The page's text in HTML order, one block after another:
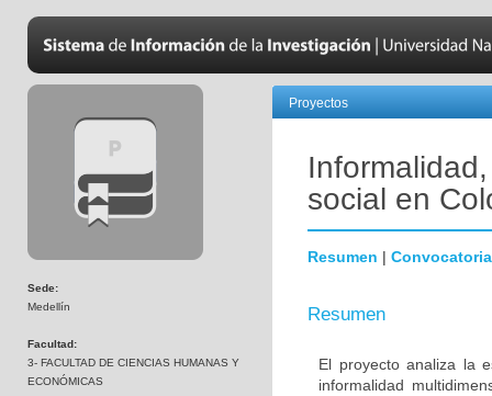
Sede:
Medellín
Facultad:
3- FACULTAD DE CIENCIAS HUMANAS Y
ECONÓMICAS
Proyectos
social en
Resumen | Convocatoria
Resumen
El proyecto analiza la
informalidad